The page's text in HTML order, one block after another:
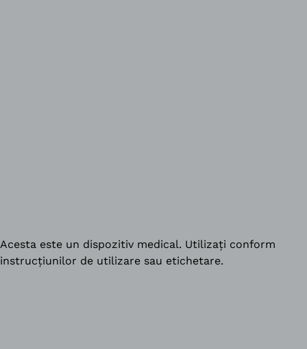
Acesta este un dispozitiv medical. Utilizați conform
instrucțiunilor de utilizare sau etichetare.